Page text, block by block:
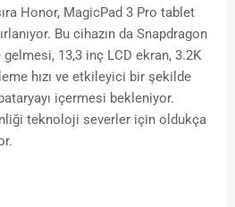
Honor, MagicPad 3 Pro tablet
Bu cihazın da Snapdragon
13,3 inç LCD ekran, 3.2K
hızı ve etkileyici bir şekilde
içermesi bekleniyor.
teknoloji severler için oldukça